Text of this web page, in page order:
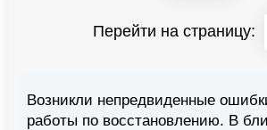
Перейти на страницу:
Возникли непредвиденные
работы по восстановлению. В